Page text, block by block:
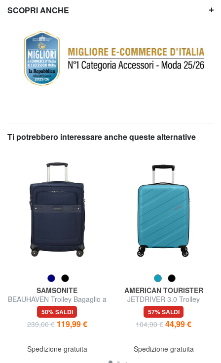
SCOPRI ANCHE
Ti potrebbero interessare anche queste alternative
SAMSONITE
BEAUHAVEN Trolley Bagaglio a
Mano
50% SALDI
239,00 € 119,99 €
Spedizione gratuita
AMERICAN TOURISTER
JETDRIVER 3.0 Trolley
Bagaglio a Mano
57% SALDI
104,90 € 44,99 €
Spedizione gratuita